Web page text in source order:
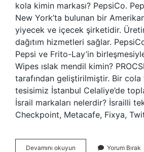
kola kimin markası? PepsiCo.
New York’ta bulunan bir
yiyecek ve içecek şirketidir.
dağıtım hizmetleri sağlar.
Pepsi ve Frito-Lay’in
Wipes ıslak mendil kimin?
tarafından geliştirilmiştir. Bir
tesisimiz İstanbul Celaliye’de
İsrail markaları nelerdir? İsrailli
Checkpoint, Metacafe, Fixya,
Devamını okuyun Yorum Bırak